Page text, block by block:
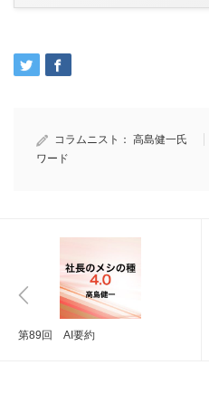
コラムニスト： 高島健一氏
ワード
第89回 AI要約